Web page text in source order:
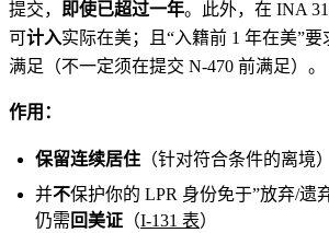
提交，
即使已超过一年。此外，在 INA
可计入实际在美；且“入籍前 1 年在美”要
满足（不一定须在提交 N‑470 前满足）。
作用：
保留连续居住 （针对符合条件的离境）
并不保护你的 LPR 身份免于”放弃/遗
仍需 回美证 （I‑131 表）